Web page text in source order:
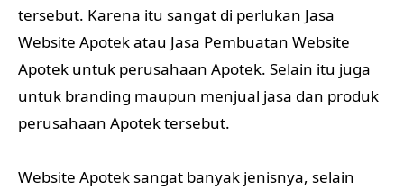
tersebut. Karena itu sangat di perlukan Jasa
Website Apotek atau Jasa Pembuatan Website
Apotek untuk perusahaan Apotek. Selain itu juga
untuk branding maupun menjual jasa dan produk
perusahaan Apotek tersebut.
Website Apotek sangat banyak jenisnya, selain